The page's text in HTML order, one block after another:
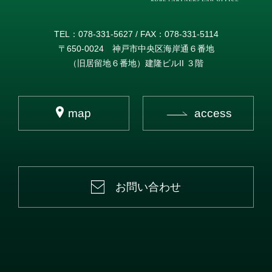
TEL：078-331-5627 / FAX：078-331-5114
〒650-0024 神戸市中央区海岸通６番地
（旧居留地６番地）建隆ビルII ３階
map access
お問い合わせ